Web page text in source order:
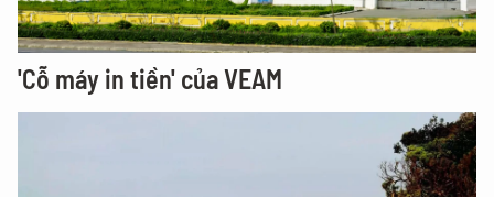
'Cỗ máy in tiền' của VEAM